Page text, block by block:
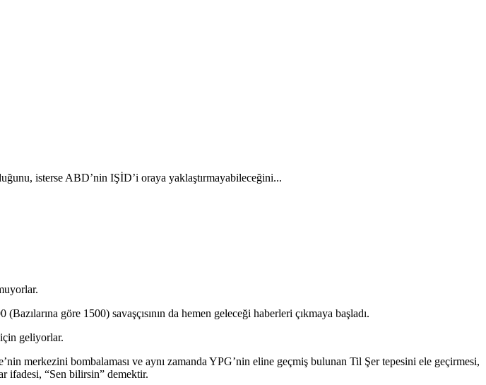
isterse ABD’nin IŞİD’i oraya yaklaştırmayabileceğini...
göre 1500) savaşçısının da hemen geleceği haberleri çıkmaya başladı.
geliyorlar.
merkezini bombalaması ve aynı zamanda YPG’nin eline geçmiş bulunan Til Şer tepesini ele geçirmesi,
ifadesi, “Sen bilirsin” demektir.